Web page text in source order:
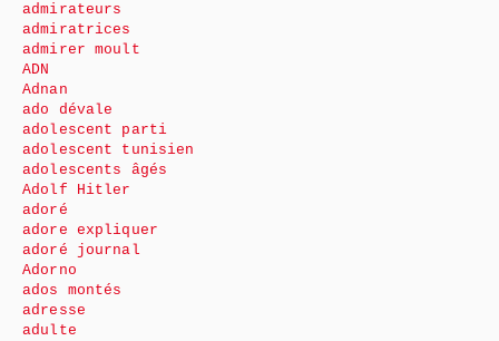
admirateurs
admiratrices
admirer moult
ADN
Adnan
ado dévale
adolescent parti
adolescent tunisien
adolescents âgés
Adolf Hitler
adoré
adore expliquer
adoré journal
Adorno
ados montés
adresse
adulte